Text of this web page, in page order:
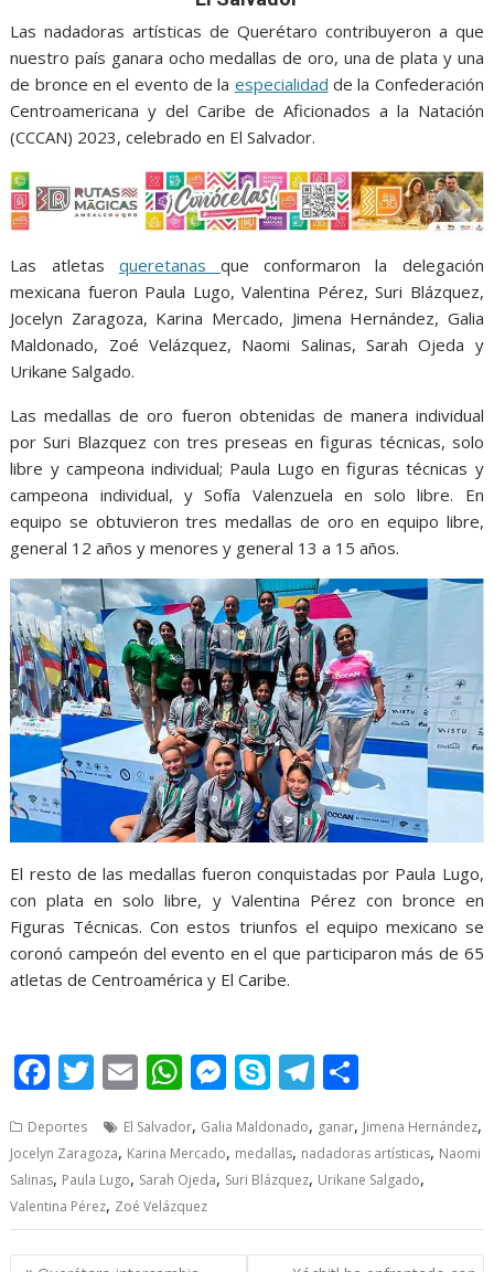
o
k
p
p
g
er
m
Las nadadoras artísticas de Querétaro contribuyeron a que
nuestro país ganara ocho medallas de oro, una de plata y una
de bronce en el evento de la especialidad de la Confederación
Centroamericana y del Caribe de Aficionados a la Natación
(CCCAN) 2023, celebrado en El Salvador.
Las atletas queretanas que conformaron la delegación
mexicana fueron Paula Lugo, Valentina Pérez, Suri Blázquez,
Jocelyn Zaragoza, Karina Mercado, Jimena Hernández, Galia
Maldonado, Zoé Velázquez, Naomi Salinas, Sarah Ojeda y
Urikane Salgado.
Las medallas de oro fueron obtenidas de manera individual
por Suri Blazquez con tres preseas en figuras técnicas, solo
libre y campeona individual; Paula Lugo en figuras técnicas y
campeona individual, y Sofía Valenzuela en solo libre. En
equipo se obtuvieron tres medallas de oro en equipo libre,
general 12 años y menores y general 13 a 15 años.
El resto de las medallas fueron conquistadas por Paula Lugo,
con plata en solo libre, y Valentina Pérez con bronce en
Figuras Técnicas. Con estos triunfos el equipo mexicano se
coronó campeón del evento en el que participaron más de 65
atletas de Centroamérica y El Caribe.
F
ac
e
b
o
o
T
w
itt
er
E
m
ai
l
W
h
at
s
A
p
M
e
ss
e
g
S
k
y
p
T
el
e
gr
m
ar
e
Deportes El Salvador, Galia Maldonado, ganar, Jimena Hernández,
Jocelyn Zaragoza, Karina Mercado, medallas, nadadoras artísticas, Naomi
Salinas, Paula Lugo, Sarah Ojeda, Suri Blázquez, Urikane Salgado,
Valentina Pérez, Zoé Velázquez